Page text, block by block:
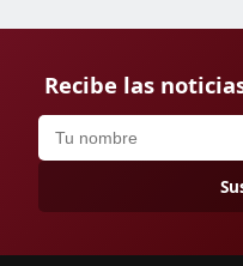
Recibe las